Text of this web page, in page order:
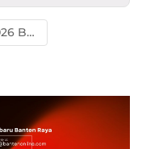
Porprov 2026 Banten